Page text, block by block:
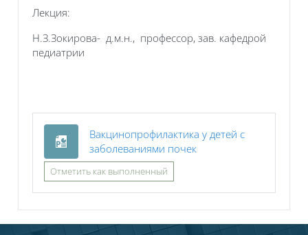
Лекция:
Н.З.Зокирова- д.м.н., профессор, зав. кафедрой
педиатрии
Вакцинопрофилактика у детей с
заболеваниями почекФайл
Отметить как выполненный